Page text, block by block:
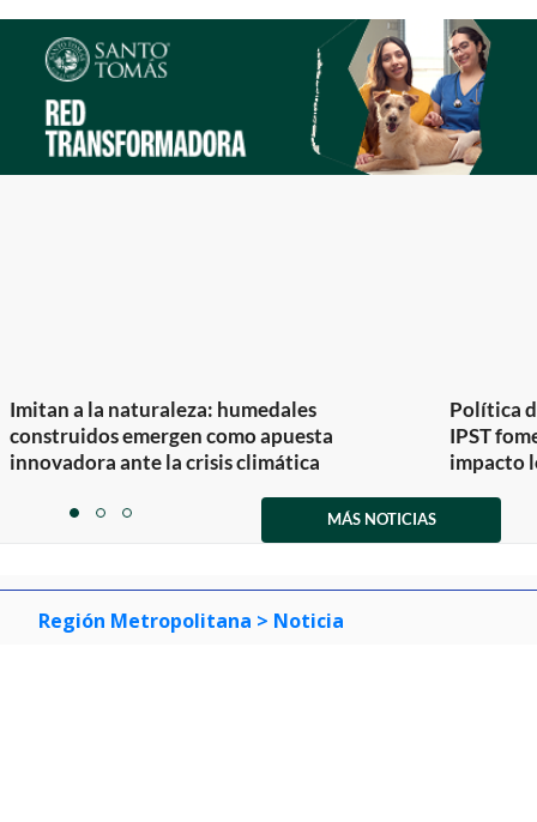
2
Imitan a la naturaleza: humedales
construidos emergen como apuesta
innovadora ante la crisis climática
Política
IPST
impacto
itemitemitem
MÁS NOTICIAS
Región Metropolitana > Noticia